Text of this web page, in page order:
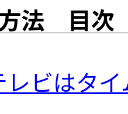
法 目次
レビはタ